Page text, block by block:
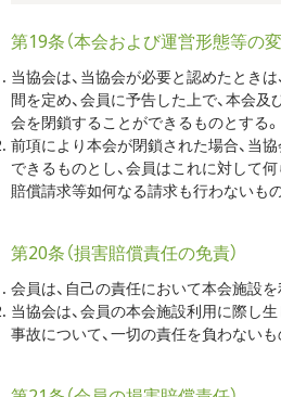
第19条（本会および運営形態等の変
当協会は、当協会が必要と認めたとき
間を定め、会員に予告した上で、本会及
会を閉鎖することができるものとする。
前項により本会が閉鎖された場合、当
できるものとし、会員はこれに対して
賠償請求等如何なる請求も行わないもの
第20条（損害賠償責任の免責）
会員は、自己の責任において本会施設
当協会は、会員の本会施設利用に際し
事故について、一切の責任を負わないも